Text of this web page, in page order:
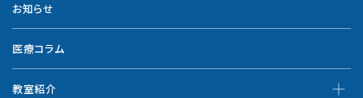
お知らせ
医療コラム
教室紹介